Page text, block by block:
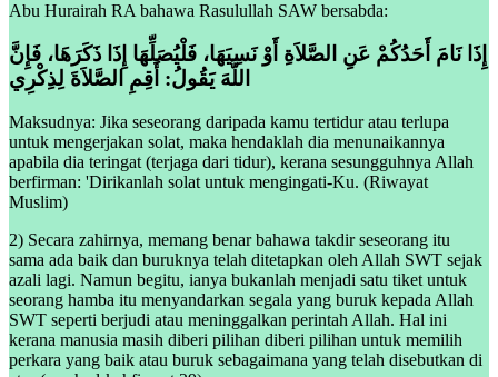
Abu Hurairah RA bahawa Rasulullah SAW bersabda:
إِذَا نَامَ أَحَدُكُمْ عَنِ الصَّلاَةِ أَوْ نَسِيَهَا، فَلْيُصَلِّهَا إِذَا ذَكَرَهَا، فَإِنَّ
اللَّهَ يَقُولُ: أَقِمِ الصَّلاَةَ لِذِكْرِي
Maksudnya: Jika seseorang daripada kamu tertidur atau terlupa
untuk mengerjakan solat, maka hendaklah dia menunaikannya
apabila dia teringat (terjaga dari tidur), kerana sesungguhnya Allah
berfirman: 'Dirikanlah solat untuk mengingati-Ku. (Riwayat
Muslim)
2) Secara zahirnya, memang benar bahawa takdir seseorang itu
sama ada baik dan buruknya telah ditetapkan oleh Allah SWT sejak
azali lagi. Namun begitu, ianya bukanlah menjadi satu tiket untuk
seorang hamba itu menyandarkan segala yang buruk kepada Allah
SWT seperti berjudi atau meninggalkan perintah Allah. Hal ini
kerana manusia masih diberi pilihan diberi pilihan untuk memilih
perkara yang baik atau buruk sebagaimana yang telah disebutkan di